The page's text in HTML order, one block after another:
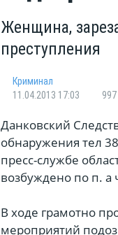
Женщина,
преступления
Криминал
11.04.2013 17:03
997
Данковский
обнаружения тел
пресс-службе
возбуждено по п. а
В ходе грамотно
мероприятий